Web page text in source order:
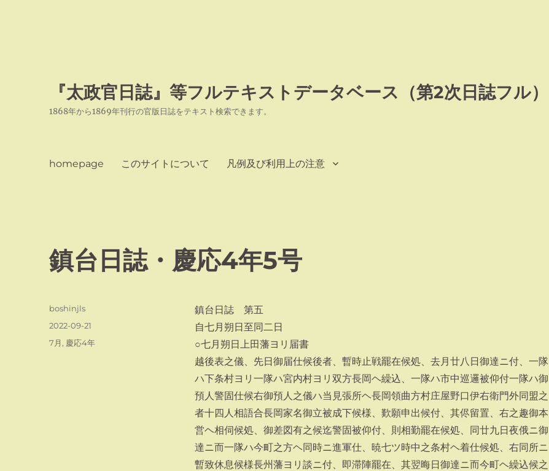
『太政官日誌』等フルテキストデータベース（第2次日誌フル）
1868年から1869年刊行の官版日誌をテキスト検索できます。
homepage このサイトについて 凡例及び利用上の注意
鎮台日誌・慶応4年5号
鎮台日誌 第五
自七月朔日至同二日
○七月朔日上田藩ヨリ届書
越後表之儀、先日御届仕候後者、暫時止戦罷在候処、去月廿八日御達ニ付、一隊
ハ下条村ヨリ一隊ハ宮内村ヨリ双方長岡ヘ繰込、一隊ハ市中巡邏被仰付一隊ハ御
預人警固仕候右御預人之儀ハ当見張所ヘ長岡領曲方村庄屋野口伊右衛門外同盟之
者十四人相語合長岡家名御立被成下候様、歎願申出候付、其侭留置、右之趣御本
営ヘ相伺候処、御差図有之候迄警固被仰付、則相勤罷在候処、同廿九日夜俄ニ御
達ニ而一隊ハ今町之方ヘ同時ニ進軍仕、暁七ツ時中之条村ヘ着仕候処、右同所ニ
暫致休息候様長州藩ヨリ談ニ付、即滞陣罷在、其翌晦日御達ニ而今町ヘ繰込候之
投
boshinjls
投
稿
2022-09-21
カ
7月 , 慶応4年